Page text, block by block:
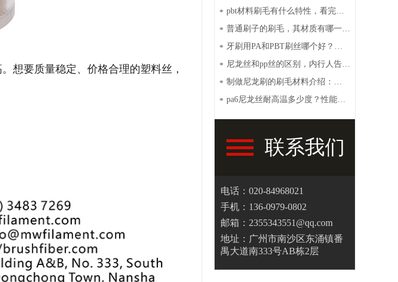
要质量稳定、价格合理的塑料丝，
你了解【明旺】
* pbt材料刷毛有什么特性，看完你
就秒懂【明旺】
* 普通刷子的刷毛，其材质有哪一
些？【明旺】
* 牙刷用PA和PBT刷丝哪个好？性
价比高选这种[明旺]
* 尼龙丝和pp丝的区别，内行人告诉
你【明旺】
* 制做尼龙刷的刷毛材料介绍：
PA6、PA66、PET和PBT
* pa6尼龙丝耐高温多少度？性能特
点介绍【明旺】
联系我们
电话：020-84968021
手机：136-0979-0802
邮箱：2355343551@qq.com
地址：广州市南沙区东涌镇番
禺大道南333号AB栋2层